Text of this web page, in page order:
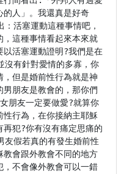
的人」。我還真是好奇
活塞運動這種事情吧，
這種事情看起來本來就
活塞運動證明?我們是在
有針對愛情的多寡，你
但是婚前性行為就是神
朋友是教會的，那你們
朋友一定要做愛?就算你
性行為，在你接納主耶穌
犯?你有沒有痛定思痛的
友假若真的有發生婚前性
會跟外教會不同的地方
不會像外教會可以一錯